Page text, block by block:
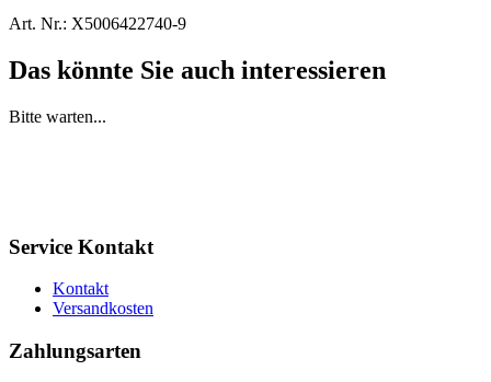
Art. Nr.: X5006422740-9
Das könnte Sie auch interessieren
Bitte warten...
Service Kontakt
Kontakt
Versandkosten
Zahlungsarten